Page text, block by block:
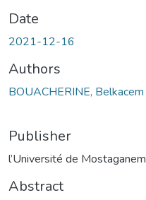
Date
2021-12-16
Authors
BOUACHERINE, Belkacem
Publisher
l’Université de Mostaganem
Abstract